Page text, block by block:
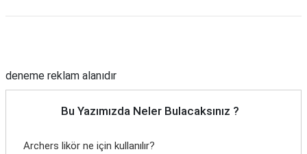
deneme reklam alanıdır
Bu Yazımızda Neler Bulacaksınız ?
Archers likör ne için kullanılır?